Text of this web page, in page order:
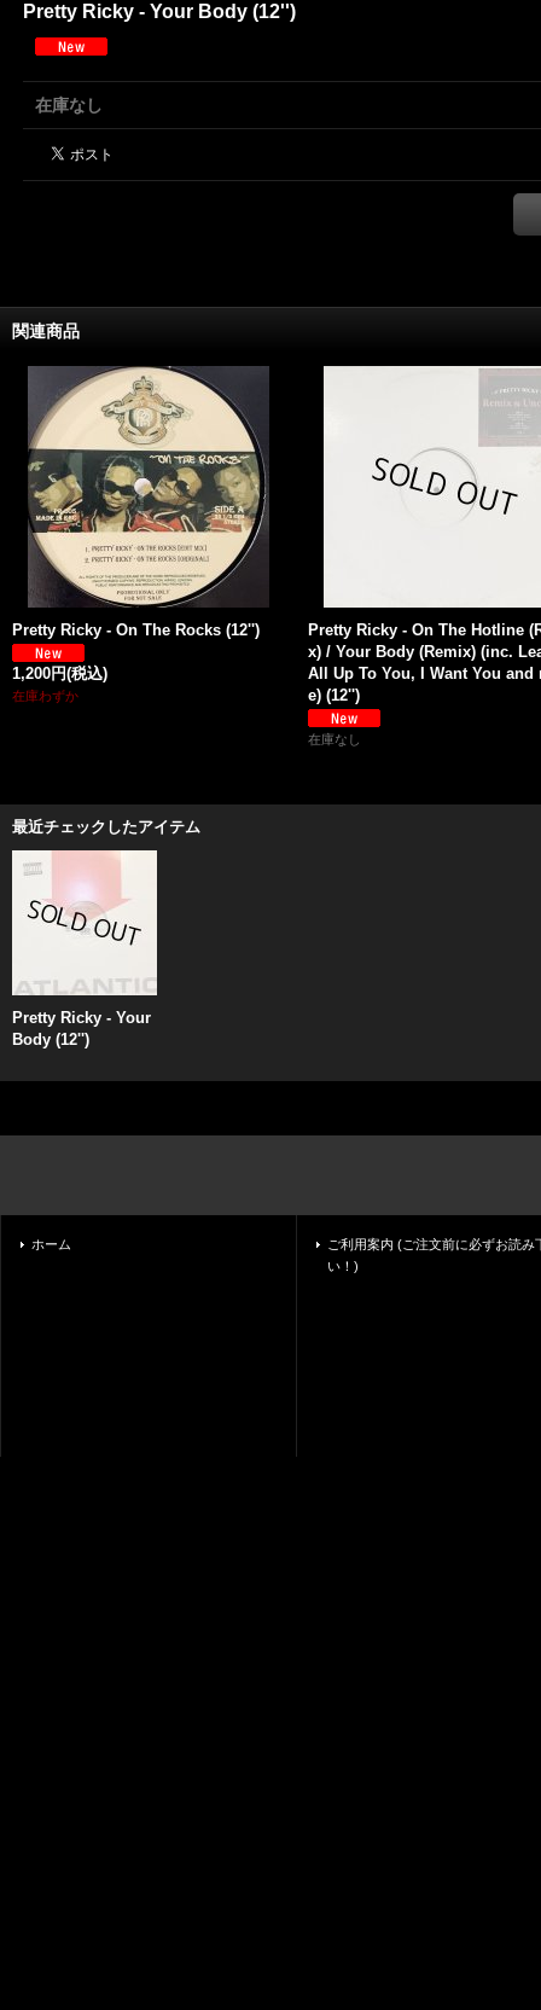
Pretty Ricky - Your Body (12'')
在庫なし
関連商品
Pretty Ricky - On The Rocks (12'')
1,200円(税込)
在庫わずか
Pretty Ricky - On The Hotline
x) / Your Body (Remix) (inc.
All Up To You, I Want You and
e) (12'')
在庫なし
最近チェックしたアイテム
Pretty Ricky - Your
Body (12'')
ホーム
ご利用案内 (ご注文前に必ずお読み
い！)